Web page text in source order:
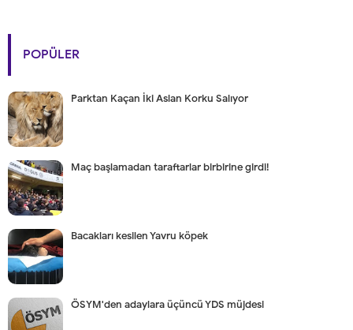
POPÜLER
Parktan Kaçan İki Aslan Korku Salıyor
Maç başlamadan taraftarlar birbirine girdi!
Bacakları kesilen Yavru köpek
ÖSYM'den adaylara üçüncü YDS müjdesi